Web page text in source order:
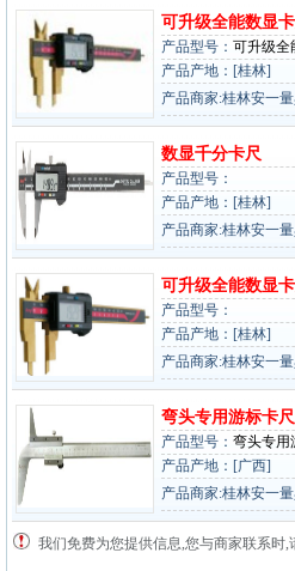
可升级全能数显
产品型号： 可升级全
产品产地：[桂林]
产品商家:桂林安一
数显千分卡尺
产品型号：
产品产地：[桂林]
产品商家:桂林安一
可升级全能数显
产品型号：
产品产地：[桂林]
产品商家:桂林安一
弯头专用游标卡尺
产品型号： 弯头专用
产品产地：[广西]
产品商家:桂林安一
我们免费为您提供信息,您与商家联系时,